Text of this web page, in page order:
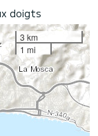
doigts
3 km
1 mi